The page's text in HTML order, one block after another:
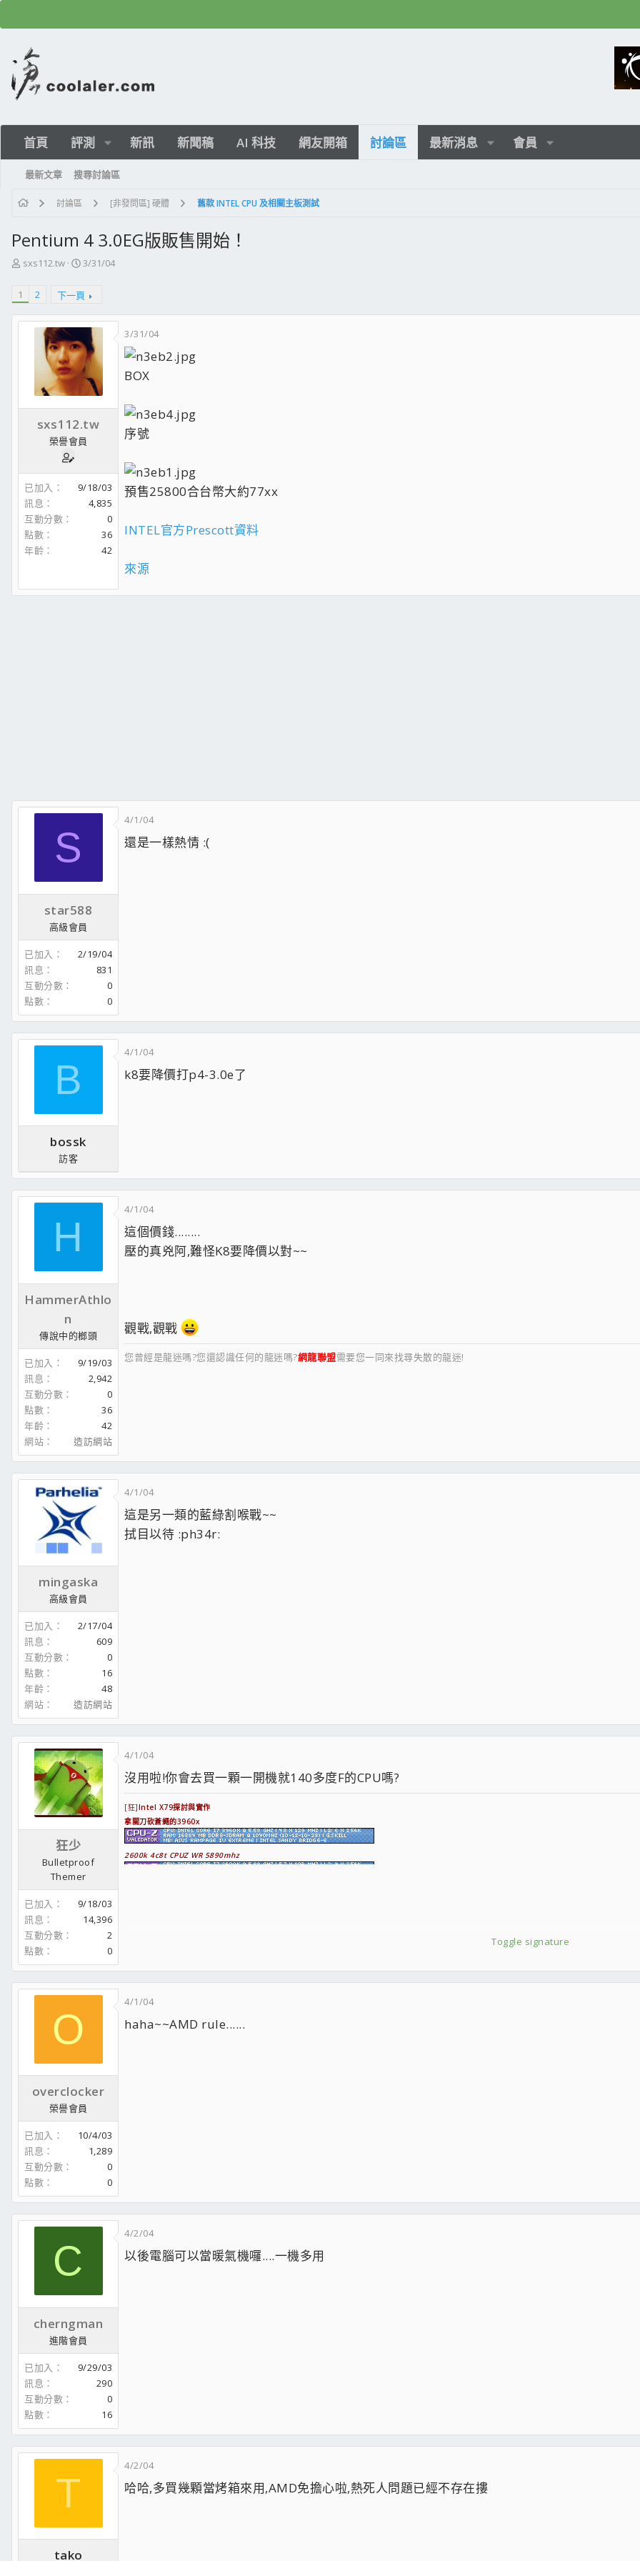
首頁 評測 新訊 新聞稿 AI 科技 網友開箱 討論區 最新消息 會員
最新文章 搜尋討論區
討論區 [非發問區] 硬體 舊款 INTEL CPU 及相關主板測試
Pentium 4 3.0EG版販售開始！
主
起
人
sxs112.tw
開
日
3/31/04
1 2 下一頁
sxs112.tw
榮譽會員
已加入
9/18/03
訊息
4,835
互動分數
0
點數
36
年齡
42
3/31/04
BOX
序號
預售25800合台幣大約77xx
INTEL官方Prescott資料
來源
S
star588
高級會員
已加入
2/19/04
訊息
831
互動分數
0
點數
0
4/1/04
還是一樣熱情 :(
B
bossk
訪客
4/1/04
k8要降價打p4-3.0e了
H
HammerAthlo
n
傳說中的榔頭
已加入
9/19/03
訊息
2,942
互動分數
0
點數
36
年齡
42
網站
造訪網站
4/1/04
這個價錢........
壓的真兇阿,難怪K8要降價以對~~
觀戰,觀戰
您曾經是龍迷嗎?您還認識任何的龍迷嗎?網龍聯盟需要您一同來找尋失散的龍迷!
mingaska
高級會員
已加入
2/17/04
訊息
609
互動分數
0
點數
16
年齡
48
網站
造訪網站
4/1/04
這是另一類的藍綠割喉戰~~
拭目以待 :ph34r:
狂少
Bulletproof
Themer
已加入
9/18/03
訊息
14,396
互動分數
2
點數
0
4/1/04
沒用啦!你會去買一顆一開機就140多度F的CPU嗎?
Toggle signature
[狂]Intel X79探討與實作
拿關刀砍蒼蠅的3960x
2600k 4c8t CPUZ WR 5890mhz
O
overclocker
榮譽會員
已加入
10/4/03
訊息
1,289
互動分數
0
點數
0
4/1/04
haha~~AMD rule......
C
cherngman
進階會員
已加入
9/29/03
訊息
290
互動分數
0
點數
16
4/2/04
以後電腦可以當暖氣機囉....一機多用
T
tako
4/2/04
哈哈,多買幾顆當烤箱來用,AMD免擔心啦,熱死人問題已經不存在摟